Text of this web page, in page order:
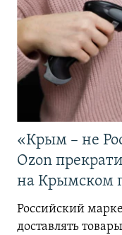
«Крым – не
Ozon
на Крымском
Российский
доставлять